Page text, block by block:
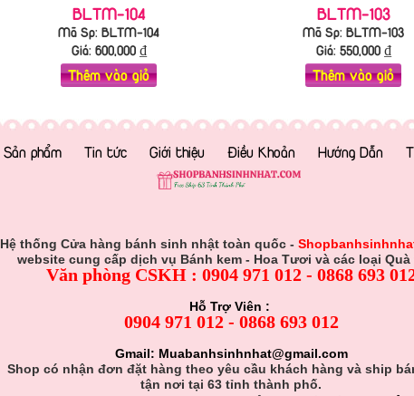
BLTM-104
Mã Sp: BLTM-104
Giá: 600,000₫
Thêm vào giỏ
BLTM-103
Mã Sp: BLTM-103
Giá: 550,000₫
Thêm vào giỏ
Sản phẩm Tin tức Giới thiệu Điều Khoản Hướng Dẫn
Hệ thống Cửa hàng bánh sinh nhật toàn quốc -
website cung cấp dịch vụ Bánh kem - Hoa Tươi và các loại Quà
Văn phòng CSKH : 0904 971 012 - 0868 693
Hỗ Trợ Viên :
0904 971 012 - 0868 693 012
Gmail: Muabanhsinhnhat@gmail.com
Shop có nhận đơn đặt hàng theo yêu cầu khách hàng và ship
tận nơi tại 63 tỉnh thành phố.